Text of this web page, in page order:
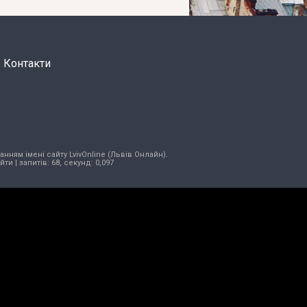
Контакти
імені сайту LvivOnline (Львів Онлайн).
| запитів: 68, секунд: 0,097